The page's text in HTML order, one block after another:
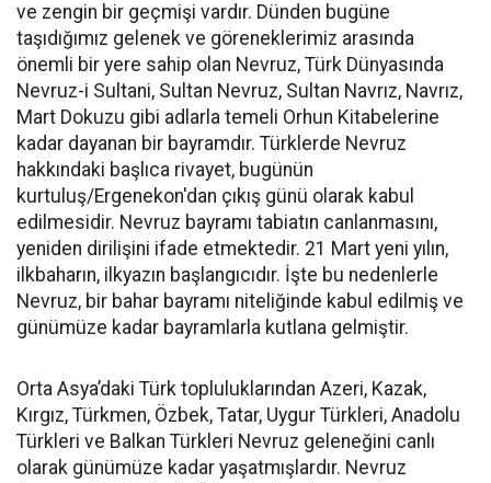
ve zengin bir geçmişi vardır. Dünden bugüne
taşıdığımız gelenek ve göreneklerimiz arasında
önemli bir yere sahip olan Nevruz, Türk Dünyasında
Nevruz-i Sultani, Sultan Nevruz, Sultan Navrız, Navrız,
Mart Dokuzu gibi adlarla temeli Orhun Kitabelerine
kadar dayanan bir bayramdır. Türklerde Nevruz
hakkındaki başlıca rivayet, bugünün
kurtuluş/Ergenekon'dan çıkış günü olarak kabul
edilmesidir. Nevruz bayramı tabiatın canlanmasını,
yeniden dirilişini ifade etmektedir. 21 Mart yeni yılın,
ilkbaharın, ilkyazın başlangıcıdır. İşte bu nedenlerle
Nevruz, bir bahar bayramı niteliğinde kabul edilmiş ve
günümüze kadar bayramlarla kutlana gelmiştir.
Orta Asya’daki Türk topluluklarından Azeri, Kazak,
Kırgız, Türkmen, Özbek, Tatar, Uygur Türkleri, Anadolu
Türkleri ve Balkan Türkleri Nevruz geleneğini canlı
olarak günümüze kadar yaşatmışlardır. Nevruz